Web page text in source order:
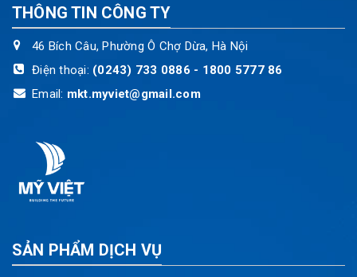
THÔNG TIN CÔNG TY
46 Bích Câu, Phường Ô Chợ Dừa, Hà Nội
Điện thoại: (0243) 733 0886 - 1800 5777 86
Email: mkt.myviet@gmail.com
SẢN PHẨM DỊCH VỤ